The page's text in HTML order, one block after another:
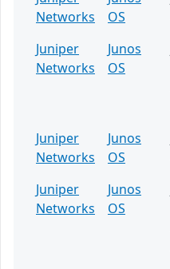
Networks
OS
Juniper
Networks
Junos
OS
Juniper
Networks
Junos
OS
Juniper
Networks
Junos
OS